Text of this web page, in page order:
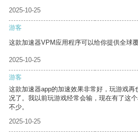
2025-10-25
游客
这款加速器VPM应用程序可以给你提供全球
2025-10-25
游客
这款加速器app的加速效果非常好，玩游戏
况了。我以前玩游戏经常会输，现在有了这
不少。
2025-10-25